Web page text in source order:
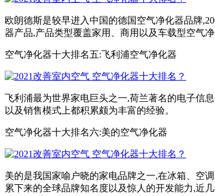
欧朗德斯是较早进入中国的德国空气净化器品牌
器产品,产品类型覆盖家用、商用以及车载型空气净
空气净化器十大排名五:飞利浦空气净化器
飞利浦最为世界家电巨头之一,荷兰著名的电子信
以及销售模式上都积累颇为丰富的经验。
空气净化器十大排名六:美的空气净化器
美的是我国家喻户晓的家电品牌之一,在冰箱、空
累下来的全球品牌知名度以及惊人的开发能力,近